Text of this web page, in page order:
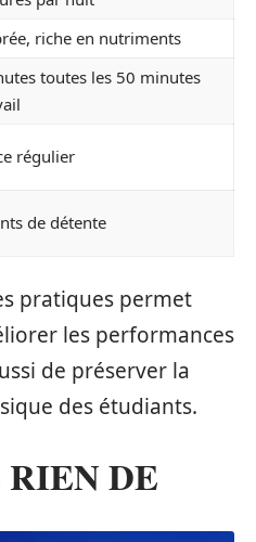
riche en nutriments
toutes les 50 minutes
régulier
de détente
pratiques permet
les performances
de préserver la
des étudiants.
DE